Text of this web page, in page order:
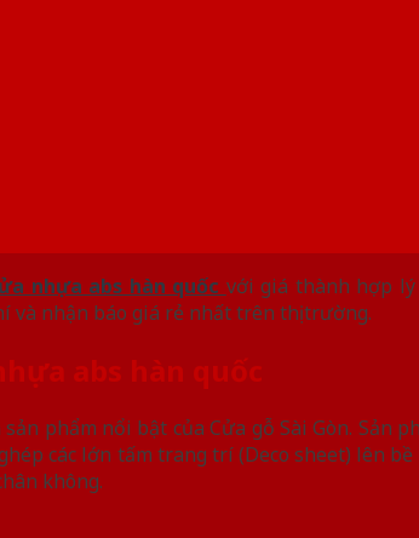
nhựa abs hàn quốc với giá thành hợp
và nhận báo giá rẻ nhất trên thị trường.
abs hàn quốc
sản phẩm nổi bật của Cửa gỗ Sài Gòn. Sản
các lớn tấm trang trí (Deco sheet) lên
không.